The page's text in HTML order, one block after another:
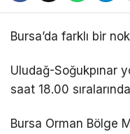
Bursa’da farklı bir
Uludağ-Soğukpınar
saat 18.00
Bursa Orman Bölge